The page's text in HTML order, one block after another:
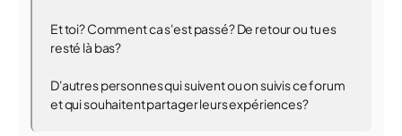
Et toi? Comment ca s'est passé? De retour ou tu es
resté là bas?
D'autres personnes qui suivent ou on suivis ce forum
et qui souhaitent partager leurs expériences?